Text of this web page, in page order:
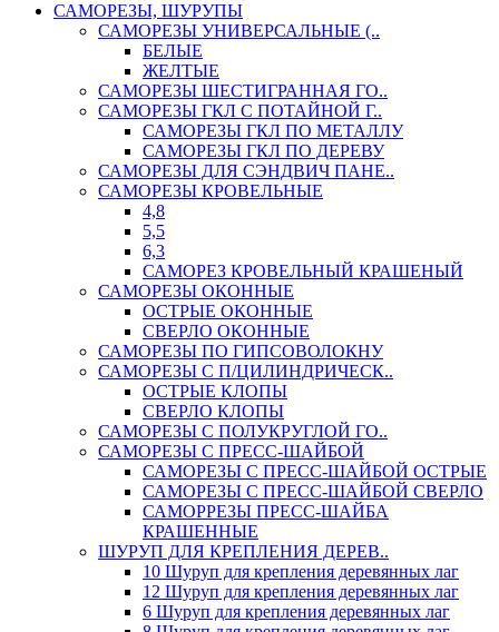
САМОРЕЗЫ, ШУРУПЫ
САМОРЕЗЫ УНИВЕРСАЛЬНЫЕ (..
БЕЛЫЕ
ЖЕЛТЫЕ
САМОРЕЗЫ ШЕСТИГРАННАЯ ГО..
САМОРЕЗЫ ГКЛ С ПОТАЙНОЙ Г..
САМОРЕЗЫ ГКЛ ПО МЕТАЛЛУ
САМОРЕЗЫ ГКЛ ПО ДЕРЕВУ
САМОРЕЗЫ ДЛЯ СЭНДВИЧ ПАНЕ..
САМОРЕЗЫ КРОВЕЛЬНЫЕ
4,8
5,5
6,3
САМОРЕЗ КРОВЕЛЬНЫЙ КРАШЕНЫЙ
САМОРЕЗЫ ОКОННЫЕ
ОСТРЫЕ ОКОННЫЕ
СВЕРЛО ОКОННЫЕ
САМОРЕЗЫ ПО ГИПСОВОЛОКНУ
САМОРЕЗЫ С П/ЦИЛИНДРИЧЕСК..
ОСТРЫЕ КЛОПЫ
СВЕРЛО КЛОПЫ
САМОРЕЗЫ С ПОЛУКРУГЛОЙ ГО..
САМОРЕЗЫ С ПРЕСС-ШАЙБОЙ
САМОРЕЗЫ С ПРЕСС-ШАЙБОЙ ОСТРЫЕ
САМОРЕЗЫ С ПРЕСС-ШАЙБОЙ СВЕРЛО
САМОРРЕЗЫ ПРЕСС-ШАЙБА
КРАШЕННЫЕ
ШУРУП ДЛЯ КРЕПЛЕНИЯ ДЕРЕВ..
10 Шуруп для крепления деревянных лаг
12 Шуруп для крепления деревянных лаг
6 Шуруп для крепления деревянных лаг